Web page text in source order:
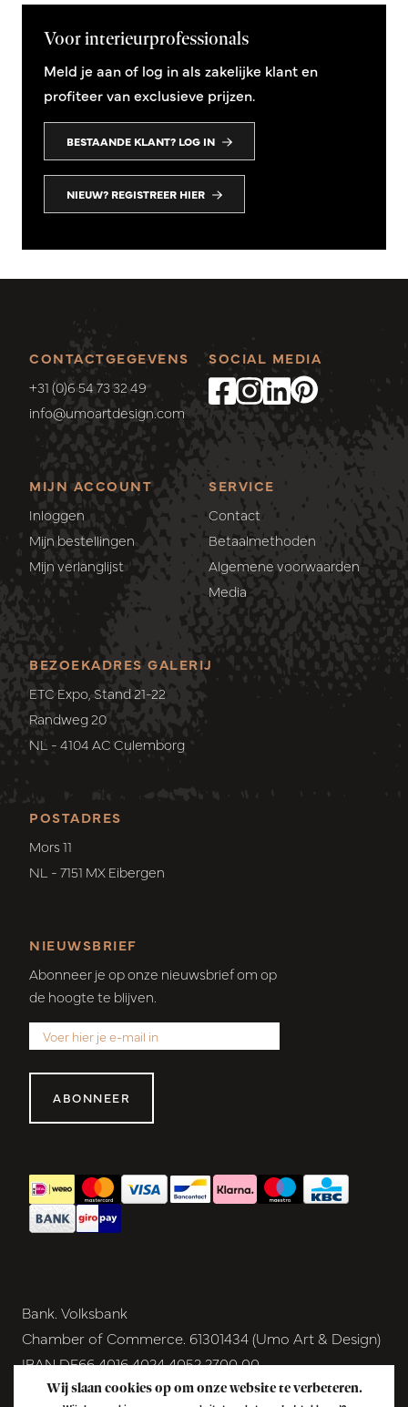
Voor interieurprofessionals
Meld je aan of log in als zakelijke klant en
profiteer van exclusieve prijzen.
BESTAANDE KLANT? LOG IN
NIEUW? REGISTREER HIER
CONTACTGEGEVENS
+31 (0)6 54 73 32 49
info@umoartdesign.com
MIJN ACCOUNT
Inloggen
Mijn bestellingen
Mijn verlanglijst
SERVICE
Contact
Betaalmethoden
Algemene voorwaarden
Media
SOCIAL MEDIA
POSTADRES
Mors 11
NL - 7151 MX Eibergen
BEZOEKADRES GALERIJ
ETC Expo, Stand 21-22
Randweg 20
NL - 4104 AC Culemborg
NIEUWSBRIEF
Abonneer je op onze nieuwsbrief om op
de hoogte te blijven.
ABONNEER
Bank. Volksbank
Chamber of Commerce. 61301434 (Umo Art & Design)
IBAN DE66 4016 4024 4052 2700 00
BIC GENODEM1GRN
Wij slaan cookies op om onze website te verbeteren.